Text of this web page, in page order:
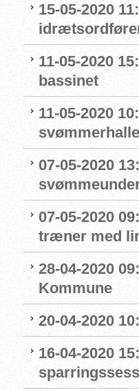
15-05-2020
11-05-2020
bassinet
11-05-2020
07-05-2020
07-05-2020
træner med
28-04-2020
Kommune
20-04-2020
16-04-2020